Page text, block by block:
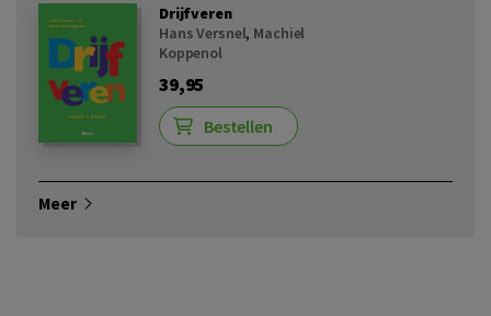
Drijfveren
Hans Versnel, Machiel
Koppenol
39,95
Bestellen
Meer